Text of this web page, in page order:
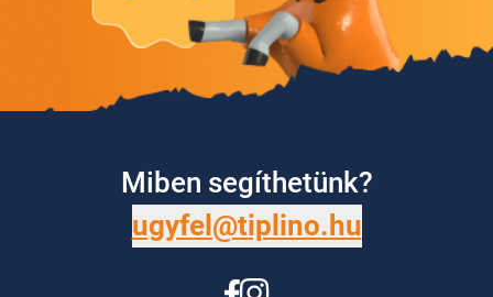
Miben segíthetünk?
ugyfel@tiplino.hu